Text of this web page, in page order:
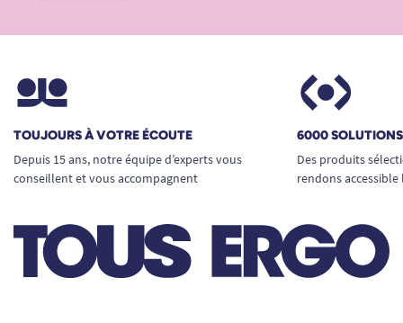
TOUJOURS À VOTRE ÉCOUTE
Depuis 15 ans, notre équipe d’experts vous
conseillent et vous accompagnent
6000
Des produits
rendons